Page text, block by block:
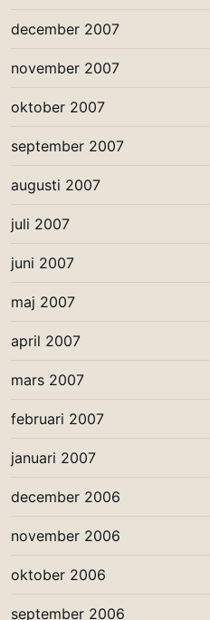
december 2007
november 2007
oktober 2007
september 2007
augusti 2007
juli 2007
juni 2007
maj 2007
april 2007
mars 2007
februari 2007
januari 2007
december 2006
november 2006
oktober 2006
september 2006